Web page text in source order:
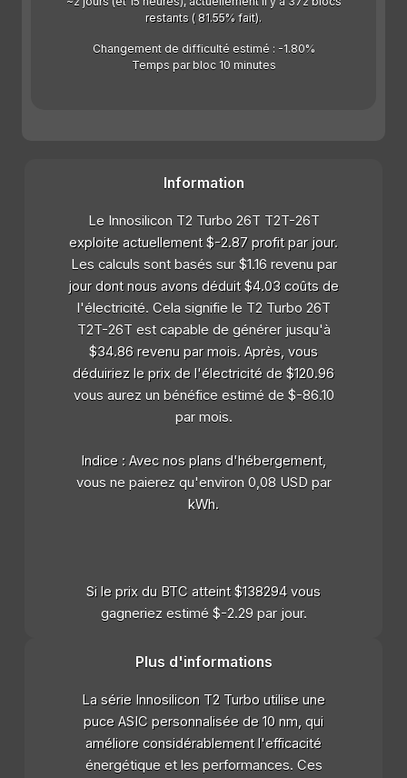
restants ( 81.55% fait).
Changement de difficulté estimé : -1.80%
Temps par bloc 10 minutes
Information
Le Innosilicon T2 Turbo 26T T2T-26T
exploite actuellement $-2.87 profit par jour.
Les calculs sont basés sur $1.16 revenu par
jour dont nous avons déduit $4.03 coûts de
l'électricité. Cela signifie le T2 Turbo 26T
T2T-26T est capable de générer jusqu'à
$34.86 revenu par mois. Après, vous
déduiriez le prix de l'électricité de $120.96
vous aurez un bénéfice estimé de $-86.10
par mois.
Indice : Avec nos plans d'hébergement,
vous ne paierez qu'environ 0,08 USD par
kWh.
Si le prix du BTC atteint $138294 vous
gagneriez estimé $-2.29 par jour.
Plus d'informations
La série Innosilicon T2 Turbo utilise une
puce ASIC personnalisée de 10 nm, qui
améliore considérablement l'efficacité
énergétique et les performances. Ces